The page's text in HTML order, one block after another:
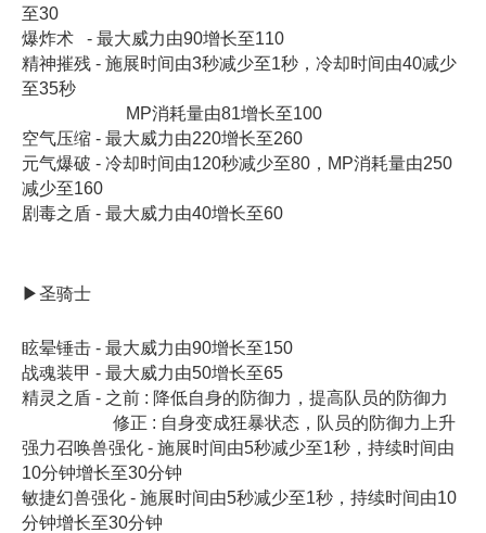
至30
爆炸术 - 最大威力由90增长至110
精神摧残 - 施展时间由3秒减少至1秒，冷却时间由40减少
至35秒
MP消耗量由81增长至100
空气压缩 - 最大威力由220增长至260
元气爆破 - 冷却时间由120秒减少至80，MP消耗量由250
减少至160
剧毒之盾 - 最大威力由40增长至60
▶圣骑士
眩晕锤击 - 最大威力由90增长至150
战魂装甲 - 最大威力由50增长至65
精灵之盾 - 之前 : 降低自身的防御力，提高队员的防御力
修正 : 自身变成狂暴状态，队员的防御力上升
强力召唤兽强化 - 施展时间由5秒减少至1秒，持续时间由
10分钟增长至30分钟
敏捷幻兽强化 - 施展时间由5秒减少至1秒，持续时间由10
分钟增长至30分钟